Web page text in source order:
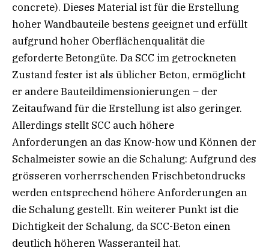
concrete). Dieses Material ist für die Erstellung
hoher Wandbauteile bestens geeignet und erfüllt
aufgrund hoher Oberflächenqualität die
geforderte Betongüte. Da SCC im getrockneten
Zustand fester ist als üblicher Beton, ermöglicht
er andere Bauteildimensionierungen – der
Zeitaufwand für die Erstellung ist also geringer.
Allerdings stellt SCC auch höhere
Anforderungen an das Know-how und Können der
Schalmeister sowie an die Schalung: Aufgrund des
grösseren vorherrschenden Frischbetondrucks
werden entsprechend höhere Anforderungen an
die Schalung gestellt. Ein weiterer Punkt ist die
Dichtigkeit der Schalung, da SCC-Beton einen
deutlich höheren Wasseranteil hat.